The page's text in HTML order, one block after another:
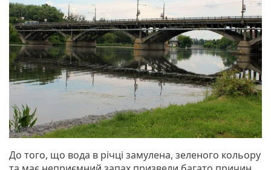
До того, що вода в річці замулена, зеленого кольору